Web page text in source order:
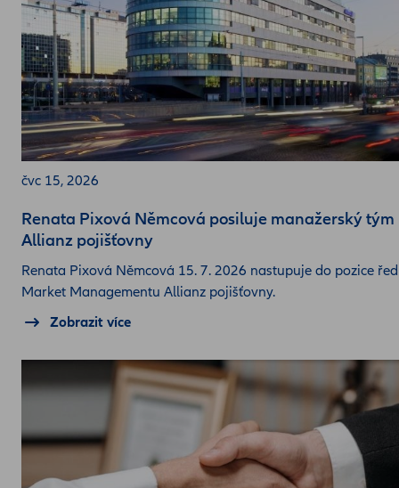
čvc 15, 2026
Renata Pixová Němcová posiluje manažerský tým
Allianz pojišťovny
Renata Pixová Němcová 15. 7. 2026 nastupuje do pozice
Market Managementu Allianz pojišťovny.
Zobrazit více